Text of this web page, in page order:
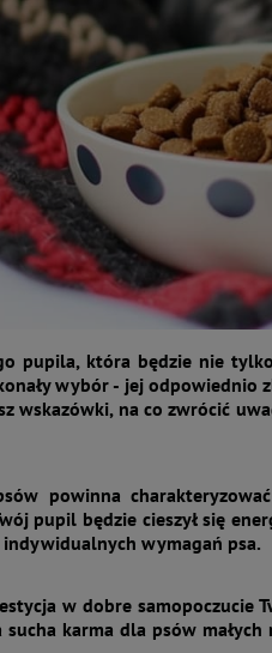
pupila, która będzie nie
wybór - jej odpowiednio
wskazówki, na co zwrócić
powinna
pupil będzie cieszył się
wymagań psa.
w dobre samopoczucie
karma dla psów